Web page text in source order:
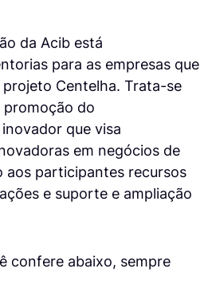
da Acib está
para as empresas que
Centelha. Trata-se
promoção do
que visa
em negócios de
aos participantes recursos
e suporte e ampliação
confere abaixo, sempre